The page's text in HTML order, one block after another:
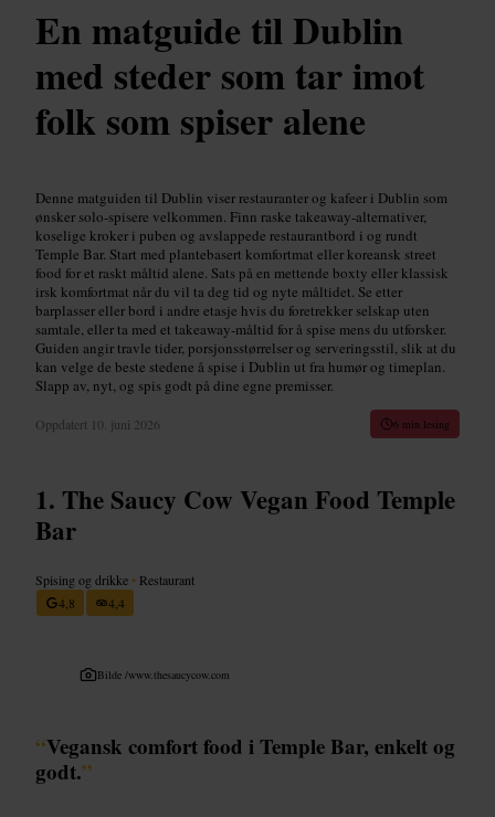
En matguide til Dublin
med steder som tar imot
folk som spiser alene
Denne matguiden til Dublin viser restauranter og kafeer i Dublin som
ønsker solo-spisere velkommen. Finn raske takeaway-alternativer,
koselige kroker i puben og avslappede restaurantbord i og rundt
Temple Bar. Start med plantebasert komfortmat eller koreansk street
food for et raskt måltid alene. Sats på en mettende boxty eller klassisk
irsk komfortmat når du vil ta deg tid og nyte måltidet. Se etter
barplasser eller bord i andre etasje hvis du foretrekker selskap uten
samtale, eller ta med et takeaway-måltid for å spise mens du utforsker.
Guiden angir travle tider, porsjonsstørrelser og serveringsstil, slik at du
kan velge de beste stedene å spise i Dublin ut fra humør og timeplan.
Slapp av, nyt, og spis godt på dine egne premisser.
Oppdatert 10. juni 2026 6 min lesing
The Saucy Cow Vegan Food Temple
Bar
Spising og drikke • Restaurant
4,8
4,4
Bilde /www.thesaucycow.com
“Vegansk comfort food i Temple Bar, enkelt og
godt.”